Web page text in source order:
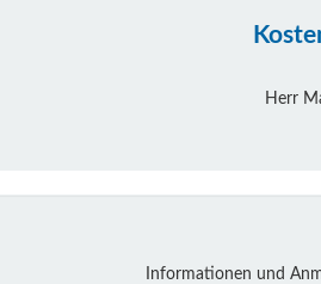
Herr
Informationen und